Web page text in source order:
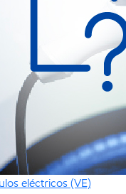
eléctricos (VE)